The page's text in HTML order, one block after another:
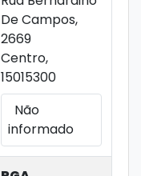
De Campos,
2669
Centro,
15015300
Não
informado